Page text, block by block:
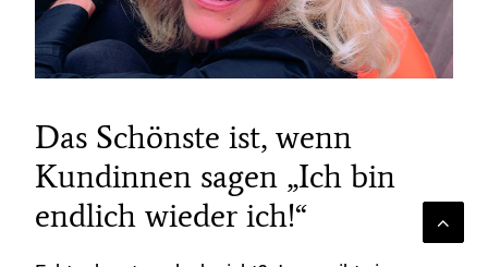
Das Schönste ist, wenn
Kundinnen sagen „Ich bin
endlich wieder ich!“